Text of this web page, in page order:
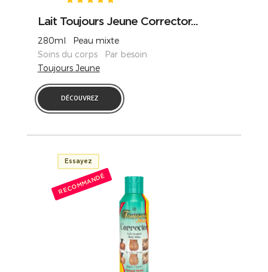
Lait Toujours Jeune Corrector...
280ml Peau mixte
Soins du corps Par besoin
Toujours Jeune
DÉCOUVREZ
Essayez
RECOMMANDÉ